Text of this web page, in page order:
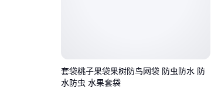
套袋桃子果袋果树防鸟网袋 防虫防水 防
水防虫 水果套袋